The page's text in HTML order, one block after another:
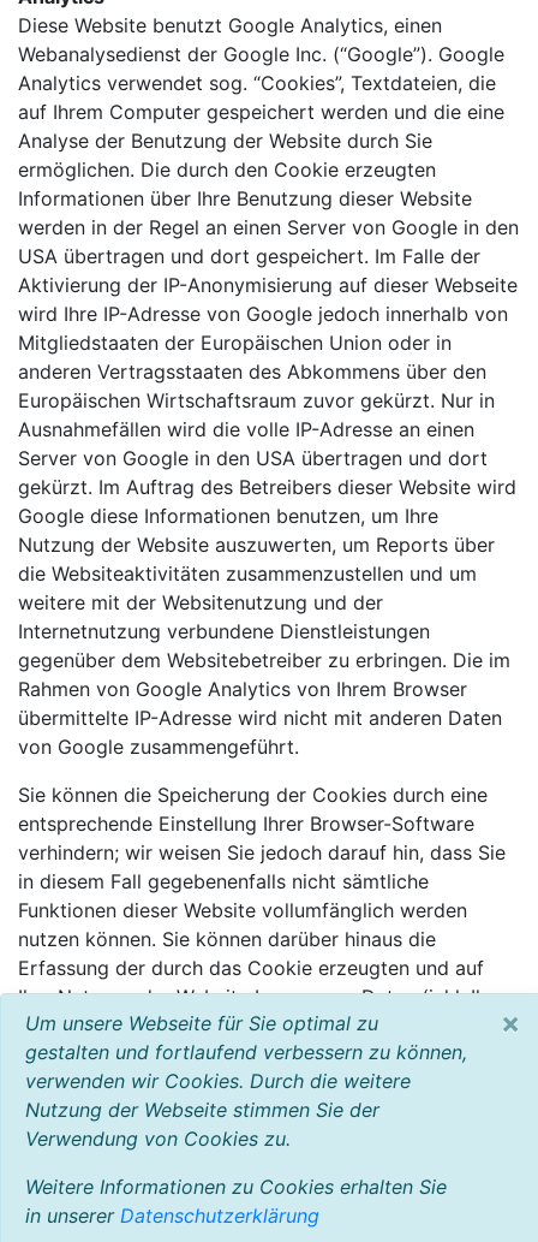
Diese Website benutzt Google Analytics, einen
Webanalysedienst der Google Inc. (“Google”). Google
Analytics verwendet sog. “Cookies”, Textdateien, die
auf Ihrem Computer gespeichert werden und die eine
Analyse der Benutzung der Website durch Sie
ermöglichen. Die durch den Cookie erzeugten
Informationen über Ihre Benutzung dieser Website
werden in der Regel an einen Server von Google in den
USA übertragen und dort gespeichert. Im Falle der
Aktivierung der IP-Anonymisierung auf dieser Webseite
wird Ihre IP-Adresse von Google jedoch innerhalb von
Mitgliedstaaten der Europäischen Union oder in
anderen Vertragsstaaten des Abkommens über den
Europäischen Wirtschaftsraum zuvor gekürzt. Nur in
Ausnahmefällen wird die volle IP-Adresse an einen
Server von Google in den USA übertragen und dort
gekürzt. Im Auftrag des Betreibers dieser Website wird
Google diese Informationen benutzen, um Ihre
Nutzung der Website auszuwerten, um Reports über
die Websiteaktivitäten zusammenzustellen und um
weitere mit der Websitenutzung und der
Internetnutzung verbundene Dienstleistungen
gegenüber dem Websitebetreiber zu erbringen. Die im
Rahmen von Google Analytics von Ihrem Browser
übermittelte IP-Adresse wird nicht mit anderen Daten
von Google zusammengeführt.
Sie können die Speicherung der Cookies durch eine
entsprechende Einstellung Ihrer Browser-Software
verhindern; wir weisen Sie jedoch darauf hin, dass Sie
in diesem Fall gegebenenfalls nicht sämtliche
Funktionen dieser Website vollumfänglich werden
nutzen können. Sie können darüber hinaus die
Erfassung der durch das Cookie erzeugten und auf
Ihre Nutzung der Website bezogenen Daten (inkl. Ihrer
IP-Adresse) an Google sowie die Verarbeitung dieser
Daten durch Google verhindern, indem sie das unter
dem folgenden Link verfügbare Browser-Plugin
herunterladen und installieren:
http://tools.google.com/dlpage/gaoptout?hl=de
Um unsere Webseite für Sie optimal zu
gestalten und fortlaufend verbessern zu können,
verwenden wir Cookies. Durch die weitere
Nutzung der Webseite stimmen Sie der
Verwendung von Cookies zu.
Weitere Informationen zu Cookies erhalten Sie
in unserer Datenschutzerklärung
×